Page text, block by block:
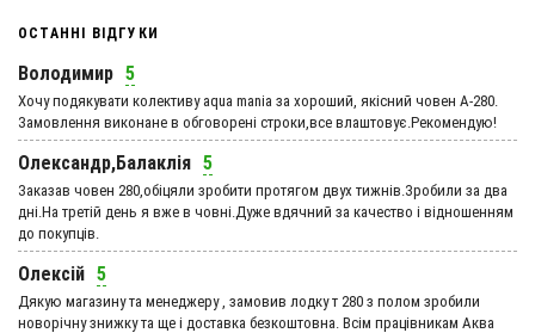
ОСТАННІ ВІДГУКИ
Володимир 5
Хочу подякувати колективу aqua mania за хороший, якісний човен А-280.
Замовлення виконане в обговорені строки,все влаштовує.Рекомендую!
Олександр,Балаклія 5
Заказав човен 280,обіцяли зробити протягом двух тижнів.Зробили за два
дні.На третій день я вже в човні.Дуже вдячний за качество і відношенням
до покупців.
Олексій 5
Дякую магазину та менеджеру , замовив лодку т 280 з полом зробили
новорічну знижку та ще і доставка безкоштовна. Всім працівникам Аква